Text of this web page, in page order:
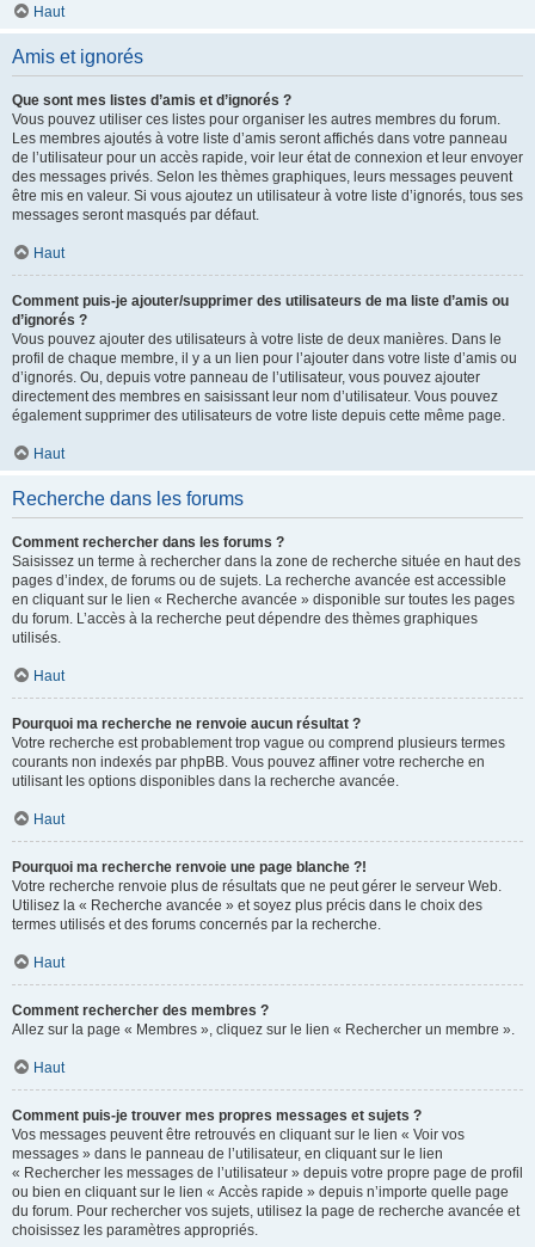
Haut
Amis et ignorés
Que sont mes listes d’amis et d’ignorés ?
Vous pouvez utiliser ces listes pour organiser les autres membres du forum.
Les membres ajoutés à votre liste d’amis seront affichés dans votre panneau
de l’utilisateur pour un accès rapide, voir leur état de connexion et leur envoyer
des messages privés. Selon les thèmes graphiques, leurs messages peuvent
être mis en valeur. Si vous ajoutez un utilisateur à votre liste d’ignorés, tous ses
messages seront masqués par défaut.
Haut
Comment puis-je ajouter/supprimer des utilisateurs de ma liste d’amis ou
d’ignorés ?
Vous pouvez ajouter des utilisateurs à votre liste de deux manières. Dans le
profil de chaque membre, il y a un lien pour l’ajouter dans votre liste d’amis ou
d’ignorés. Ou, depuis votre panneau de l’utilisateur, vous pouvez ajouter
directement des membres en saisissant leur nom d’utilisateur. Vous pouvez
également supprimer des utilisateurs de votre liste depuis cette même page.
Haut
Recherche dans les forums
Comment rechercher dans les forums ?
Saisissez un terme à rechercher dans la zone de recherche située en haut des
pages d’index, de forums ou de sujets. La recherche avancée est accessible
en cliquant sur le lien « Recherche avancée » disponible sur toutes les pages
du forum. L’accès à la recherche peut dépendre des thèmes graphiques
utilisés.
Haut
Pourquoi ma recherche ne renvoie aucun résultat ?
Votre recherche est probablement trop vague ou comprend plusieurs termes
courants non indexés par phpBB. Vous pouvez affiner votre recherche en
utilisant les options disponibles dans la recherche avancée.
Haut
Pourquoi ma recherche renvoie une page blanche ?!
Votre recherche renvoie plus de résultats que ne peut gérer le serveur Web.
Utilisez la « Recherche avancée » et soyez plus précis dans le choix des
termes utilisés et des forums concernés par la recherche.
Haut
Comment rechercher des membres ?
Allez sur la page « Membres », cliquez sur le lien « Rechercher un membre ».
Haut
Comment puis-je trouver mes propres messages et sujets ?
Vos messages peuvent être retrouvés en cliquant sur le lien « Voir vos
messages » dans le panneau de l’utilisateur, en cliquant sur le lien
« Rechercher les messages de l’utilisateur » depuis votre propre page de profil
ou bien en cliquant sur le lien « Accès rapide » depuis n’importe quelle page
du forum. Pour rechercher vos sujets, utilisez la page de recherche avancée et
choisissez les paramètres appropriés.